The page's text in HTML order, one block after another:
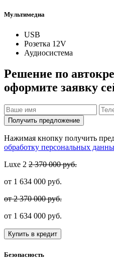
Мультимедиа
USB
Розетка 12V
Аудиосистема
Решение по
оформите заявку
Получить предложение
Нажимая кнопку получить
обработку персональных
Luxe 2 2 370 000 руб.
от 1 634 000 руб.
от 2 370 000 руб.
от 1 634 000 руб.
Купить в кредит
Безопасность